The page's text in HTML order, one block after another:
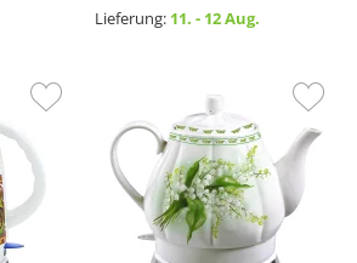
Lieferung: 11. - 12 Aug.